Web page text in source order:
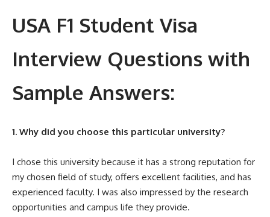
USA F1 Student Visa
Interview Questions with
Sample Answers:
1. Why did you choose this particular university?
I chose this university because it has a strong reputation for
my chosen field of study, offers excellent facilities, and has
experienced faculty. I was also impressed by the research
opportunities and campus life they provide.